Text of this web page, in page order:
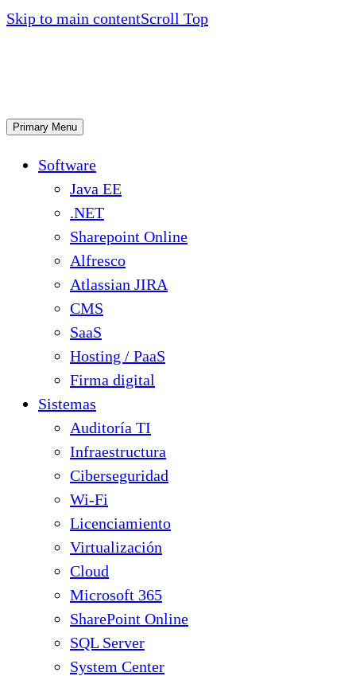
Skip to main contentScroll Top
Primary Menu
Software
Java EE
.NET
Sharepoint Online
Alfresco
Atlassian JIRA
CMS
SaaS
Hosting / PaaS
Firma digital
Sistemas
Auditoría TI
Infraestructura
Ciberseguridad
Wi-Fi
Licenciamiento
Virtualización
Cloud
Microsoft 365
SharePoint Online
SQL Server
System Center